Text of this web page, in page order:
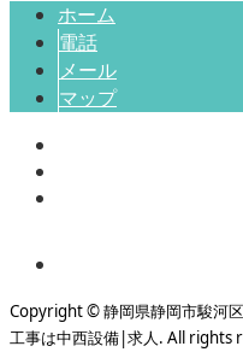
ホーム
電話
メール
マップ
Copyright © 静岡県静岡市駿河
工事は中西設備|求人. All rights